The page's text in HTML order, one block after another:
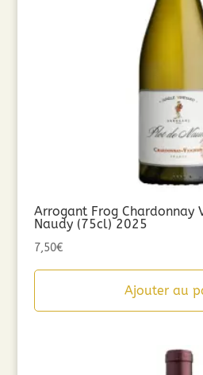
Arrogant Frog Chardonnay
Naudy (75cl) 2025
7,50€
Ajouter au